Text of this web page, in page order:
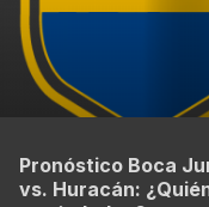
Pronóstico Boca
vs. Huracán: